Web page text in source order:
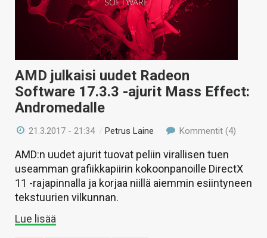
AMD julkaisi uudet Radeon
Software 17.3.3 -ajurit Mass Effect:
Andromedalle
21.3.2017 - 21:34 /Petrus Laine Kommentit (4)
AMD:n uudet ajurit tuovat peliin virallisen tuen
useamman grafiikkapiirin kokoonpanoille DirectX
11 -rajapinnalla ja korjaa niillä aiemmin esiintyneen
tekstuurien vilkunnan.
Lue lisää